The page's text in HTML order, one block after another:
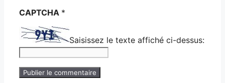
CAPTCHA *
Saisissez le texte affiché ci-dessus: